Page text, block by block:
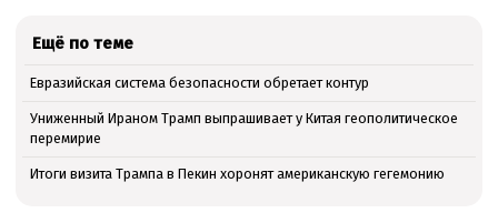
Ещё по теме
Евразийская система безопасности обретает контур
Униженный Ираном Трамп выпрашивает у Китая геополитическое
перемирие
Итоги визита Трампа в Пекин хоронят американскую гегемонию